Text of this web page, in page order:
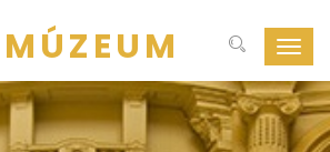
ki-
be